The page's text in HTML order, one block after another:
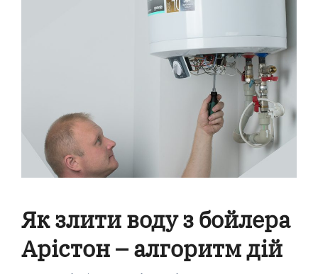
Як злити воду з бойлера
Арістон – алгоритм дій